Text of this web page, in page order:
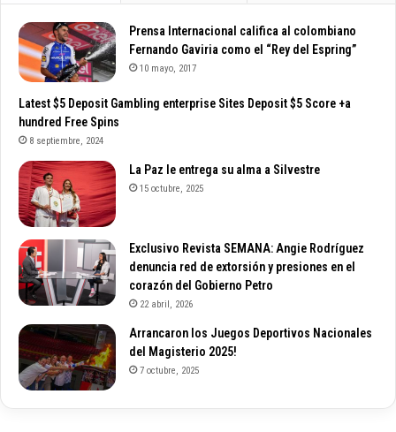
Prensa Internacional califica al colombiano
Fernando Gaviria como el “Rey del Espring”
10 mayo, 2017
Latest $5 Deposit Gambling enterprise Sites Deposit $5 Score +a
hundred Free Spins
8 septiembre, 2024
La Paz le entrega su alma a Silvestre
15 octubre, 2025
Exclusivo Revista SEMANA: Angie Rodríguez
denuncia red de extorsión y presiones en el
corazón del Gobierno Petro
22 abril, 2026
Arrancaron los Juegos Deportivos Nacionales
del Magisterio 2025!
7 octubre, 2025